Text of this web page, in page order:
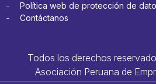
Política web de protección de
Contáctanos
Todos los derechos
Asociación Peruana de